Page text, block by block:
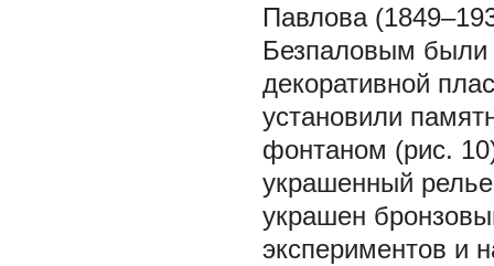
Павлова
Безпаловым были
декоративной
установили
фонтаном (рис.
украшенный
украшен
экспериментов и